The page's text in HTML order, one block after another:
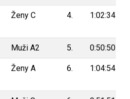
Ženy C 4. 1:02:34
Muži A2 5. 0:50:50
Ženy A 6. 1:04:54